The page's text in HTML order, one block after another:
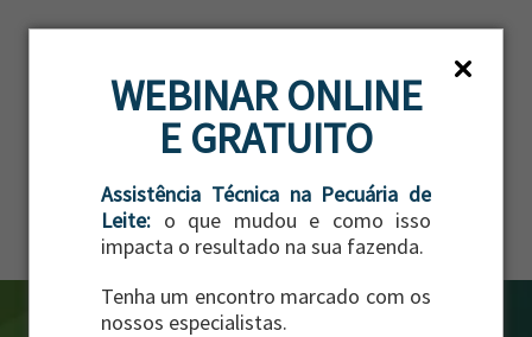
WEBINAR ONLINE
E GRATUITO
Assistência Técnica na Pecuária de
Leite: o que mudou e como isso
impacta o resultado na sua fazenda.
Tenha um encontro marcado com os
nossos especialistas.